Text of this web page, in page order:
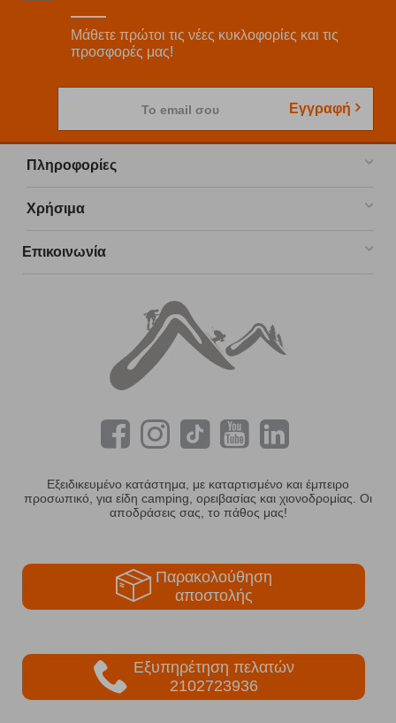
Μάθετε πρώτοι τις νέες κυκλοφορίες και τις
προσφορές μας!
Το email σου Εγγραφή
Πληροφορίες
Χρήσιμα
Επικοινωνία
Εξειδικευμένο κατάστημα, με καταρτισμένο και έμπειρο
προσωπικό, για είδη camping, ορειβασίας και χιονοδρομίας. Οι
αποδράσεις σας, το πάθος μας!
Παρακολούθηση
αποστολής
Εξυπηρέτηση πελατών
2102723936